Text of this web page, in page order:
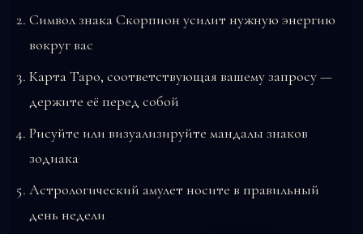
Символ знака Скорпион усилит нужную энергию
вокруг вас
Карта Таро, соответствующая вашему запросу —
держите её перед собой
Рисуйте или визуализируйте мандалы знаков
зодиака
Астрологический амулет носите в правильный
день недели